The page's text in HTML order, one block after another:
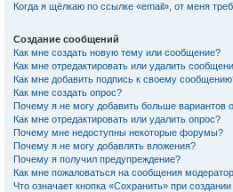
Когда я щёлкаю по ссылке «email», от меня
Создание сообщений
Как мне создать новую тему или сообщение?
Как мне отредактировать или удалить
Как мне добавить подпись к своему
Как мне создать опрос?
Почему я не могу добавить больше вариантов
Как мне отредактировать или удалить опрос?
Почему мне недоступны некоторые форумы?
Почему я не могу добавлять вложения?
Почему я получил предупреждение?
Как мне пожаловаться на сообщения
Что означает кнопка «Сохранить» при